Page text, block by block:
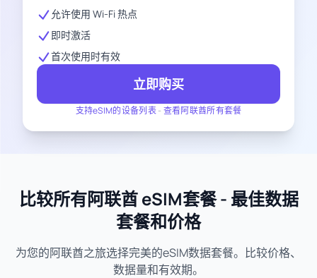
支持eSIM的设备列表- 查看阿联酋所有套餐
允许使用 Wi-Fi 热点
即时激活
首次使用时有效
立即购买
比较所有阿联酋 eSIM套餐 - 最佳数据
套餐和价格
为您的阿联酋之旅选择完美的eSIM数据套餐。比较价格、
数据量和有效期。